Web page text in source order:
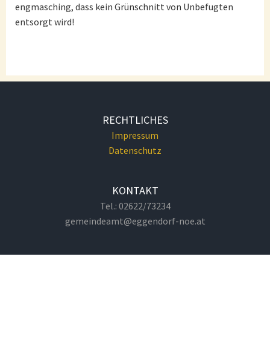
engmasching, dass kein Grünschnitt von Unbefugten
entsorgt wird!
RECHTLICHES
Impressum
Datenschutz
KONTAKT
Tel.: 02622/73234
gemeindeamt@eggendorf-noe.at